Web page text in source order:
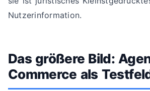
Nutzerinformation.
Das größere Bild:
Commerce als